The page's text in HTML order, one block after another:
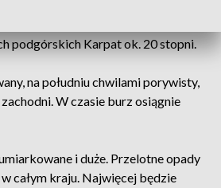
podgórskich Karpat ok. 20 stopni.
na południu chwilami porywisty,
W czasie burz osiągnie
i duże. Przelotne opady
całym kraju. Najwięcej będzie